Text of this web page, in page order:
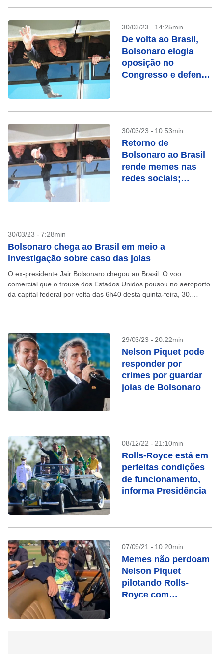
30/03/23 - 14:25min
De volta ao Brasil,
Bolsonaro elogia
oposição no
Congresso e defende
30/03/23 - 10:53min
Retorno de
Bolsonaro ao Brasil
rende memes nas
redes sociais;
30/03/23 - 7:28min
Bolsonaro chega ao Brasil em meio a
investigação sobre caso das joias
O ex-presidente Jair Bolsonaro chegou ao Brasil. O voo
comercial que o trouxe dos Estados Unidos pousou no aeroporto
da capital federal por volta das 6h40 desta quinta-feira, 30.
29/03/23 - 20:22min
Nelson Piquet pode
responder por
crimes por guardar
joias de Bolsonaro
08/12/22 - 21:10min
Rolls-Royce está em
perfeitas condições
de funcionamento,
informa Presidência
07/09/21 - 10:20min
Memes não perdoam
Nelson Piquet
pilotando Rolls-
Royce com